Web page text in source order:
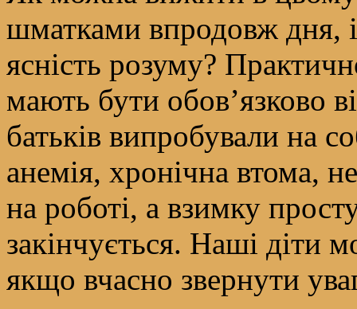
шматками впродовж дня,
ясність розуму?
мають бути обов’язково
батьків випробували на
анемія, хронічна втома,
на роботі, а взимку
закінчується. Наші діти
якщо вчасно звернути